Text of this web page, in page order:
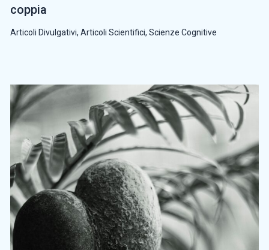
coppia
Articoli Divulgativi, Articoli Scientifici, Scienze Cognitive